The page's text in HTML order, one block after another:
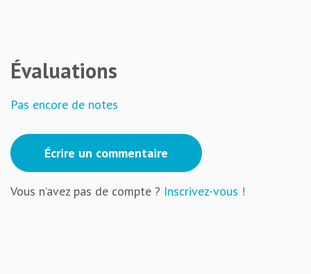
Évaluations
Pas encore de notes
Écrire un commentaire
Vous n’avez pas de compte ? Inscrivez-vous !